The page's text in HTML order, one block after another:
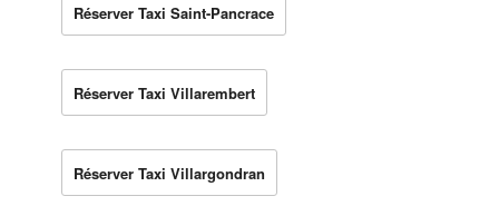
Réserver Taxi Saint-Pancrace
Réserver Taxi Villarembert
Réserver Taxi Villargondran